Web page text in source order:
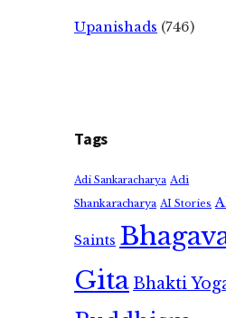
Upanishads (746)
Tags
Adi Sankaracharya Adi
Shankaracharya AI Stories
Saints
GitaBhakti